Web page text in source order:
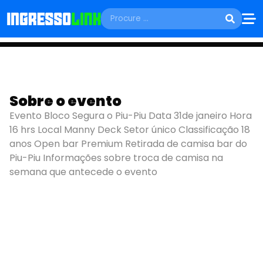
BLOCO SEGURA O
PIU-PIU 2026
Olinda - PE
Sobre o evento
Evento Bloco Segura o Piu-Piu Data 31de janeiro Hora
16 hrs Local Manny Deck Setor único Classificação 18
anos Open bar Premium Retirada de camisa bar do
Piu-Piu Informações sobre troca de camisa na
semana que antecede o evento